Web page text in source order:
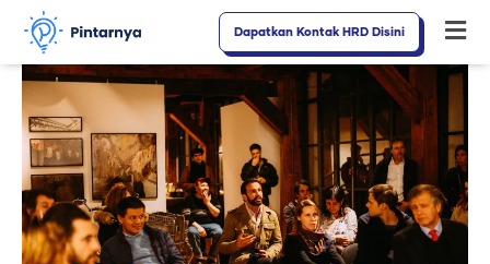
Lewati
konten
Dapatkan Kontak HRD Disini